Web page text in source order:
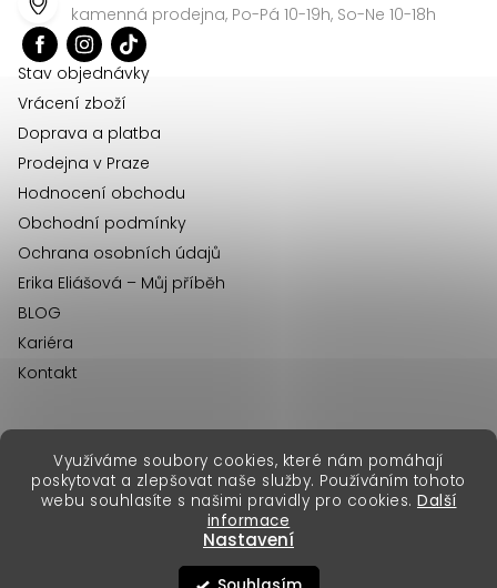
Využíváme soubory cookies, které nám pomáhají
poskytovat a zlepšovat naše služby. Používáním tohoto
webu souhlasíte s našimi pravidly pro cookies. Další
informace
Nastavení
kamenná prodejna, Po-Pá 10-19h, So-Ne 10-18h
Stav objednávky
Vrácení zboží
Doprava a platba
Prodejna v Praze
Hodnocení obchodu
Obchodní podmínky
Ochrana osobních údajů
Erika Eliášová – Můj příběh
BLOG
Kariéra
Kontakt
Vytvořil Shoptet Premium
Copyright 2026Erika Fashion. Všechna práva vyhrazena.
erikafashion.sk